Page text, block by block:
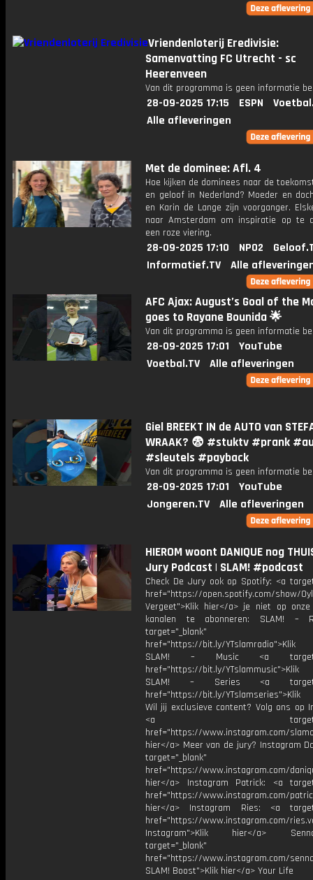
Vriendenloterij Eredivisie:
Samenvatting FC Utrecht - sc
Heerenveen
Van dit programma is geen informatie
28-09-2025 17:15 ESPN
Alle afleveringen
Met de dominee: Afl. 4
Hoe kijken de dominees naar de
en geloof in Nederland? Moeder en
en Karin de Lange zijn voorganger.
naar Amsterdam om inspiratie op te
een roze viering.
28-09-2025 17:10 NPO2
Informatief.TV
Alle
AFC Ajax: August’s Goal of the
goes to Rayane Bounida 🌟
Van dit programma is geen informatie
28-09-2025 17:01
YouTube
Voetbal.TV
Alle afleveringen
Giel BREEKT IN de AUTO van
WRAAK? 😨 #stuktv #prank
#sleutels #payback
Van dit programma is geen informatie
28-09-2025 17:01
YouTube
Jongeren.TV
Alle afleveringen
HIEROM woont DANIQUE nog
Jury Podcast | SLAM! #podcast
Check De Jury ook op Spotify: <a
href="https://open.spotify.com/show/
Vergeet">Klik hier</a> je niet op onze
kanalen te abonneren: SLAM! –
target="_blank"
href="https://bit.ly/
SLAM! – Music <a
href="https://bit.ly/
SLAM! – Series <a
href="https://bit.ly/
Wil jij exclusieve content? Volg ons op
<a
href="https://www.instagram.com/
hier</a> Meer van de jury? Instagram
target="_blank"
href="https://www.instagram.com/
hier</a> Instagram Patrick: <a
href="https://www.instagram.com/
hier</a> Instagram Ries: <a
href="https://www.instagram.com/
Instagram">Klik hier</a>
target="_blank"
href="https://www.instagram.com/
SLAM! Boost">Klik hier</a> Your Life